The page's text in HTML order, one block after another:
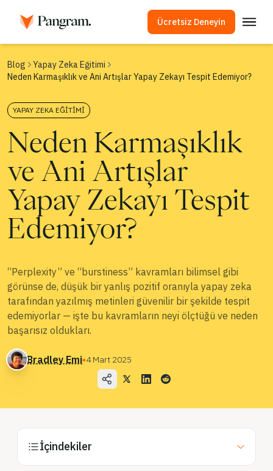
Ücretsiz Deneyin
AI Algılayıcı
Görüntü Algılayıcı
API
Entegrasyonlar
İntihal Kontrolü
Çok Dilli Yapay Zeka Algılama
Kullanım Örnekleri
Şirket
Blog
Fiyatlandırma
Giriş
Blog
Yapay Zeka Eğitimi
Neden Karmaşıklık ve Ani Artışlar Yapay Zekayı Tespit Edemiyor?
YAPAY ZEKA EĞITIMI
Neden Karmaşıklık
ve Ani Artışlar
Yapay Zekayı Tespit
Edemiyor?
“Perplexity” ve “burstiness” kavramları bilimsel gibi
görünse de, düşük bir yanlış pozitif oranıyla yapay zeka
tarafından yazılmış metinleri güvenilir bir şekilde tespit
edemiyorlar — işte bu kavramların neyi ölçtüğü ve neden
başarısız oldukları.
Bradley Emi▪4 Mart 2025
İçindekiler